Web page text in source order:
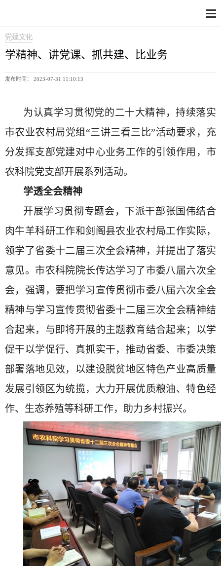
党建文化
学精神、讲党课、抓共建、比业务
发布时间： 2023-07-31 11:10:13
为认真学习贯彻党的二十大精神，持续落实
市农业农村局党组“三讲三看三比”活动要求，充
分发挥支部党建对中心业务工作的引领作用，市
农科院党支部开展系列活动。
学透全会精神
开展学习贯彻专题会，下派干部张国伟结合
肉牛羊科研工作和剑阁县农业农村局工作实际，
领学了省委十二届三次全会精神，并提出了落实
意见。市农科院院长传达学习了市委八届六次全
会，强调，要把学习宣传贯彻市委八届六次全会
精神与学习宣传贯彻省委十二届三次全会精神结
合起来，与即将开展的主题教育结合起来；以学
促干以学促行、真抓实干，推动省委、市委决策
部署落地见效，以建设脱贫地区特色产业高质量
发展引领区为统揽，大力开展优质粮油、特色经
作、生态养殖等科研工作，助力乡村振兴。